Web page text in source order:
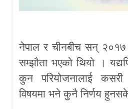
नेपाल र चीनबीच सन् २०१७
सम्झौता भएको थियो ।
कुन परियोजनालाई
विषयमा भने कुनै निर्णय